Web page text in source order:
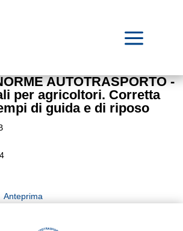
a
AUTOTRASPORTO -
per agricoltori. Corretta
di guida e di riposo
Anteprima